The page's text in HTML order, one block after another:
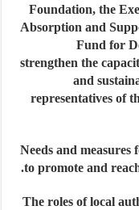
Foundation, the
Absorption and
Fund for
strengthen the
and
representatives of
– Needs and
to promote and
– The roles of local